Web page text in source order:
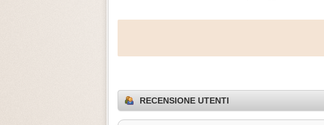
RECENSIONE UTENTI